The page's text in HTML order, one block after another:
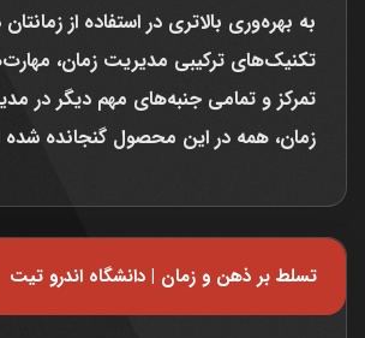
به بهره‌وری بالاتری در استفاده از
تکنیک‌های ترکیبی مدیریت زمان،
تمرکز و تمامی جنبه‌های مهم دیگر در
زمان، همه در این محصول گنجانده
تسلط بر ذهن و زمان | دانشگاه اندرو تیت